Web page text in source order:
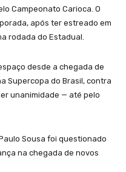
Campeonato Carioca. O
após ter estreado em
rodada do Estadual.
desde a chegada de
Supercopa do Brasil, contra
unanimidade — até pelo
Sousa foi questionado
na chegada de novos